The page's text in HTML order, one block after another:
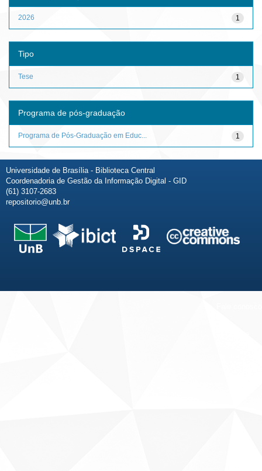
1
2026
Tipo
1
Tese
Programa de pós-graduação
1
Programa de Pós-Graduação em Educ...
Universidade de Brasília - Biblioteca Central
Coordenadoria de Gestão da Informação Digital - GID
(61) 3107-2683
repositorio@unb.br